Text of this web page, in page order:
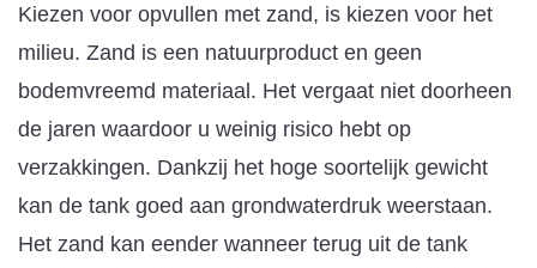
Kiezen voor opvullen met zand, is kiezen voor het
milieu. Zand is een natuurproduct en geen
bodemvreemd materiaal. Het vergaat niet doorheen
de jaren waardoor u weinig risico hebt op
verzakkingen. Dankzij het hoge soortelijk gewicht
kan de tank goed aan grondwaterdruk weerstaan.
Het zand kan eender wanneer terug uit de tank